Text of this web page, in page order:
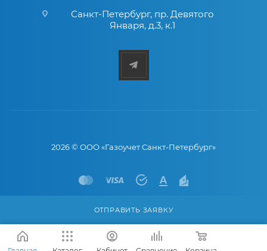
ОТПРАВИТЬ ЗАЯВКУ
Санкт-Петербург, пр. Девятого
Января, д.3, к.1
2026 © ООО «Газоучет Санкт-Петербург»